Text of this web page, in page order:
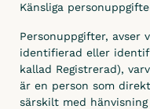
Känsliga
Personuppgifter, avser
identifierad eller
kallad Registrerad),
är en person som
särskilt med